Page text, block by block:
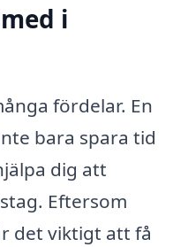
i
fördelar. En
bara spara tid
dig att
Eftersom
det viktigt att få